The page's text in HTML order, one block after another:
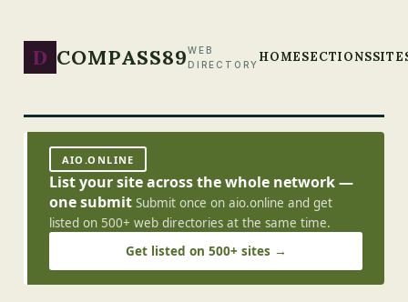
D COMPASS89WEB
DIRECTORY HOMESECTIONS
AIO.ONLINE
List your site across the whole network —
one submit Submit once on aio.online and get
listed on 500+ web directories at the same time.
Get listed on 500+ sites →